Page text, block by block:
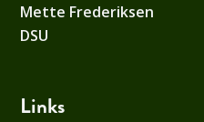
Mette Frederiksen
DSU
Links